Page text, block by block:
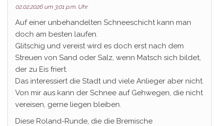
02.02.2026 um 3:01 p.m. Uhr
Auf einer unbehandelten Schneeschicht kann man
doch am besten laufen.
Glitschig und vereist wird es doch erst nach dem
Streuen von Sand oder Salz, wenn Matsch sich bildet,
der zu Eis friert.
Das interessiert die Stadt und viele Anlieger aber nicht.
Von mir aus kann der Schnee auf Gehwegen, die nicht
vereisen, gerne liegen bleiben.
Diese Roland-Runde, die die Bremische